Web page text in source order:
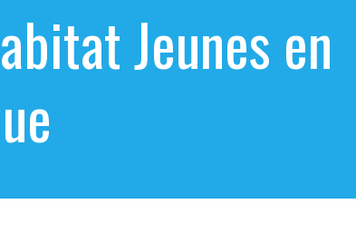
S’ENGAGER, DÉCOUVRIRJeunes en